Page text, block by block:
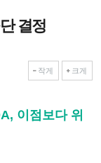
결정
작게 크게
이점보다 위